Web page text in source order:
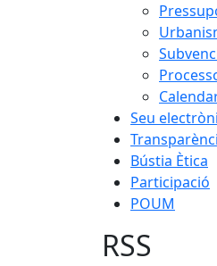
Seu
Bústia Ètica
Participació
POUM
RSS